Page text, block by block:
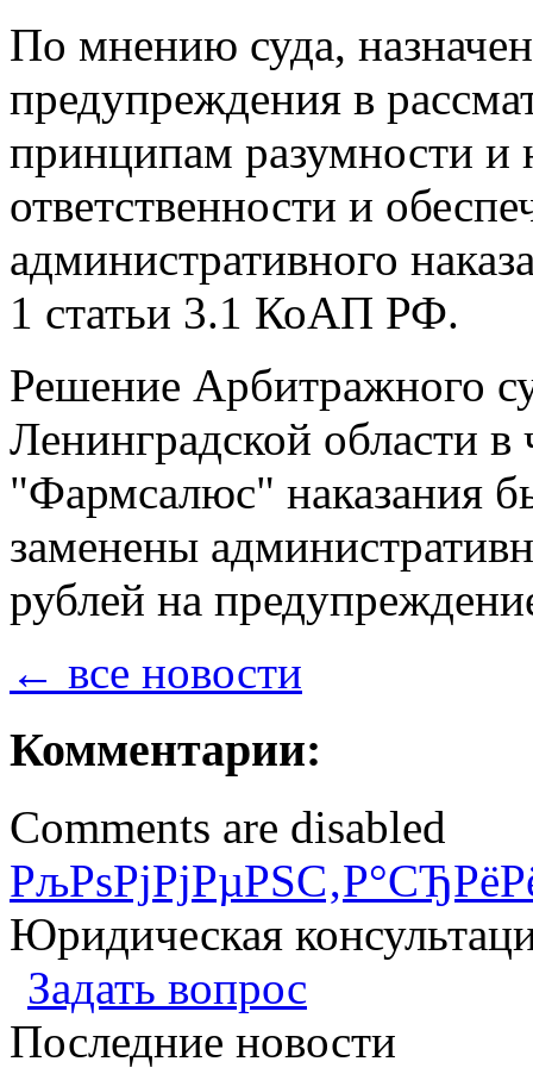
По мнению суда,
предупреждения в
принципам разумности и
ответственности и
административного
1 статьи 3.1 КоАП РФ.
Решение Арбитражного
Ленинградской области
"Фармсалюс" наказания
заменены
рублей на
← все новости
Комментарии:
Comments are disabled
Юридическая
Задать вопрос
Последние новости